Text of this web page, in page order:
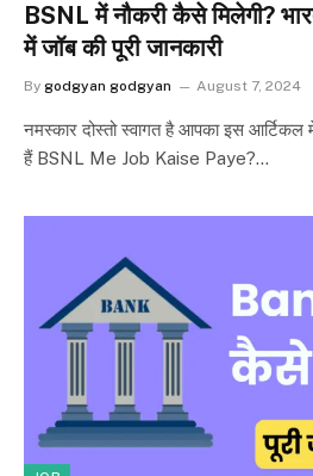
BSNL में नौकरी कैसे मिलेगी?
में जॉब की पूरी जानकारी
By godgyan godgyan August 7, 2024
नमस्कार दोस्तो स्वागत है आपका इस
हैं BSNL Me Job Kaise Paye?…